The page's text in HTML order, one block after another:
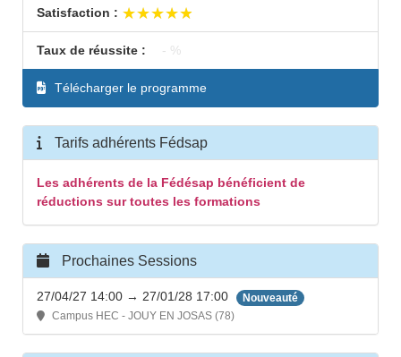
Satisfaction : ★★★★★
★★★★★
Taux de réussite : - %
Télécharger le programme
Tarifs adhérents Fédsap
Les adhérents de la Fédésap bénéficient de
réductions sur toutes les formations
Prochaines Sessions
27/04/27 14:00 → 27/01/28 17:00
Nouveauté
Campus HEC - JOUY EN JOSAS (78)